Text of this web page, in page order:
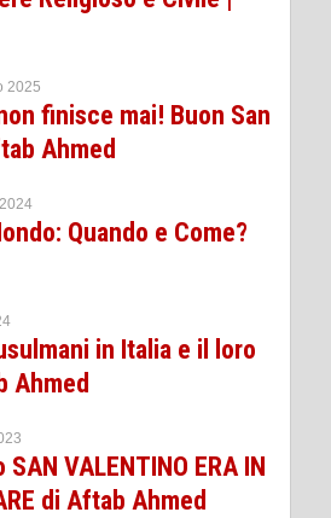
2025
finisce mai! Buon San
Ahmed
Quando e Come?
in Italia e il loro
Ahmed
VALENTINO ERA IN
di Aftab Ahmed